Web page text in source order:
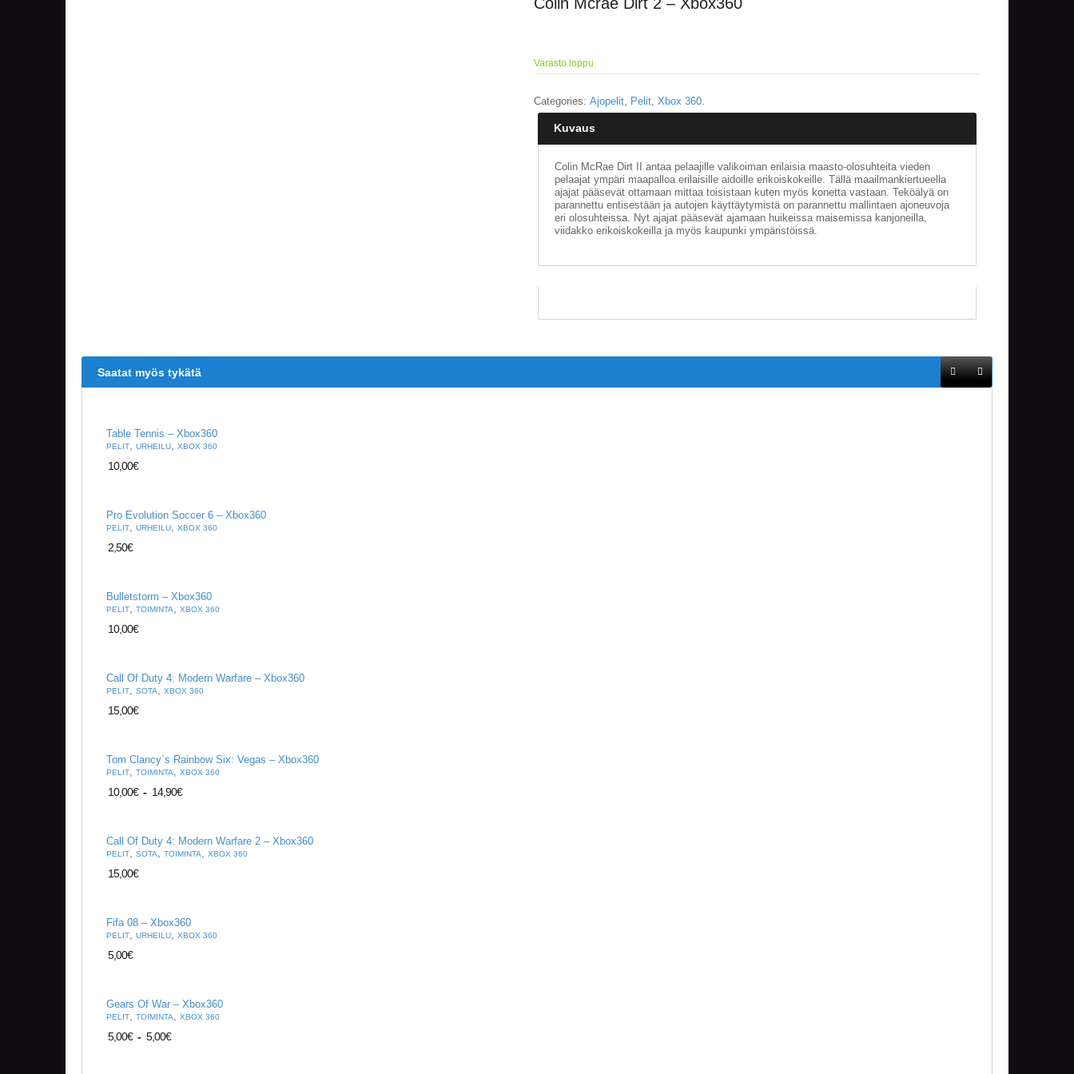
Varasto loppu
Categories: Ajopelit, Pelit, Xbox 360.
Kuvaus
Colin McRae Dirt II antaa pelaajille valikoiman erilaisia maasto-olosuhteita vieden
pelaajat ympäri maapalloa erilaisille aidoille erikoiskokeille. Tällä maailmankiertueella
ajajat pääsevät ottamaan mittaa toisistaan kuten myös konetta vastaan. Teköälyä on
parannettu entisestään ja autojen käyttäytymistä on parannettu mallintaen ajoneuvoja
eri olosuhteissa. Nyt ajajat pääsevät ajamaan huikeissa maisemissa kanjoneilla,
viidakko erikoiskokeilla ja myös kaupunki ympäristöissä.
Saatat myös tykätä
Table Tennis – Xbox360
PELIT, URHEILU, XBOX 360
10,00€
Pro Evolution Soccer 6 – Xbox360
PELIT, URHEILU, XBOX 360
2,50€
Bulletstorm – Xbox360
PELIT, TOIMINTA, XBOX 360
10,00€
Call Of Duty 4: Modern Warfare – Xbox360
PELIT, SOTA, XBOX 360
15,00€
Tom Clancy`s Rainbow Six: Vegas – Xbox360
PELIT, TOIMINTA, XBOX 360
10,00€ - 14,90€
Call Of Duty 4: Modern Warfare 2 – Xbox360
PELIT, SOTA, TOIMINTA, XBOX 360
15,00€
Fifa 08 – Xbox360
PELIT, URHEILU, XBOX 360
5,00€
Gears Of War – Xbox360
PELIT, TOIMINTA, XBOX 360
5,00€ - 5,00€